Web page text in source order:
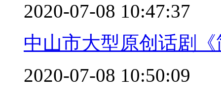
2020-07-08 10:47:37
中山市大型原创话剧
2020-07-08 10:50:09